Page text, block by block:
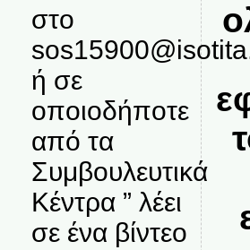
στο
ή σε
οποιοδήποτε
από τα
Συμβουλευτικά
Κέντρα ” λέει
σε ένα βίντεο